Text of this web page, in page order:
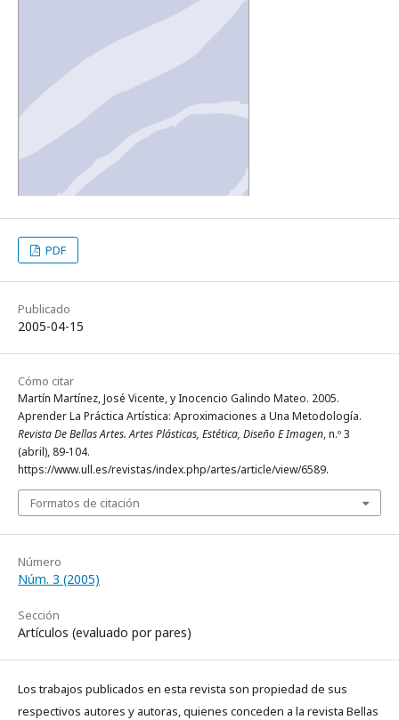
PDF
Publicado
2005-04-15
Cómo citar
Martín Martínez, José Vicente, y Inocencio Galindo Mateo. 2005.
Aprender La Práctica Artística: Aproximaciones a Una Metodología.
Revista De Bellas Artes. Artes Plásticas, Estética, Diseño E Imagen, n.º 3
(abril), 89-104.
https://www.ull.es/revistas/index.php/artes/article/view/6589.
Formatos de citación
Número
Núm. 3 (2005)
Sección
Artículos (evaluado por pares)
Los trabajos publicados en esta revista son propiedad de sus
respectivos autores y autoras, quienes conceden a la revista Bellas